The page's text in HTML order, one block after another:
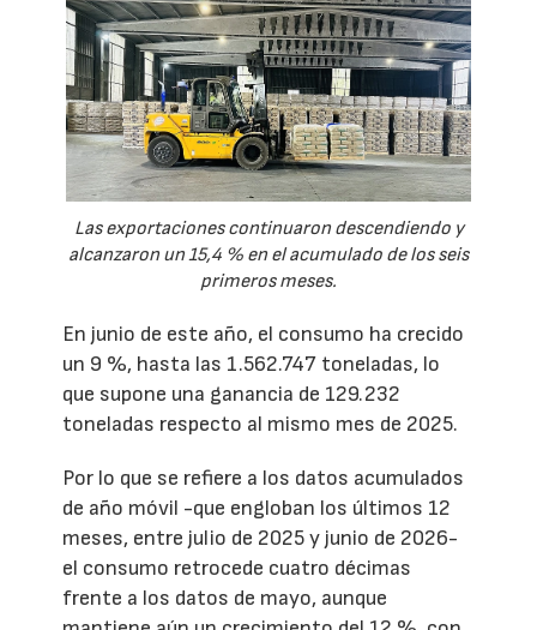
Las exportaciones continuaron descendiendo y
alcanzaron un 15,4 % en el acumulado de los seis
primeros meses.
En junio de este año, el consumo ha crecido
un 9 %, hasta las 1.562.747 toneladas, lo
que supone una ganancia de 129.232
toneladas respecto al mismo mes de 2025.
Por lo que se refiere a los datos acumulados
de año móvil -que engloban los últimos 12
meses, entre julio de 2025 y junio de 2026-
el consumo retrocede cuatro décimas
frente a los datos de mayo, aunque